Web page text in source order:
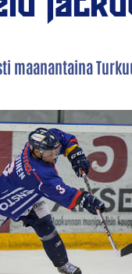
maanantaina